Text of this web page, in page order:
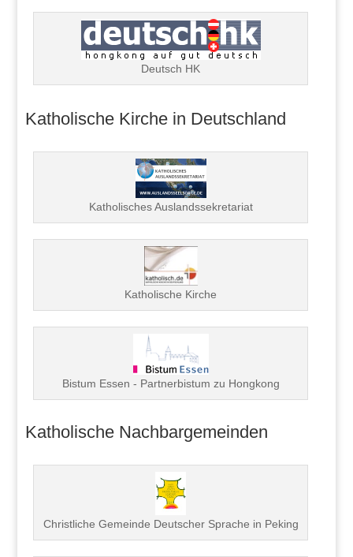
Deutsch HK
Katholische Kirche in Deutschland
Katholisches Auslandssekretariat
Katholische Kirche
Bistum Essen - Partnerbistum zu Hongkong
Katholische Nachbargemeinden
Christliche Gemeinde Deutscher Sprache in Peking